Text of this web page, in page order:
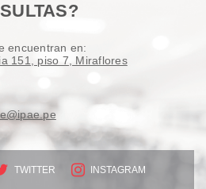
encuentran en:
151, piso 7, Miraflores
TWITTER INSTAGRAM